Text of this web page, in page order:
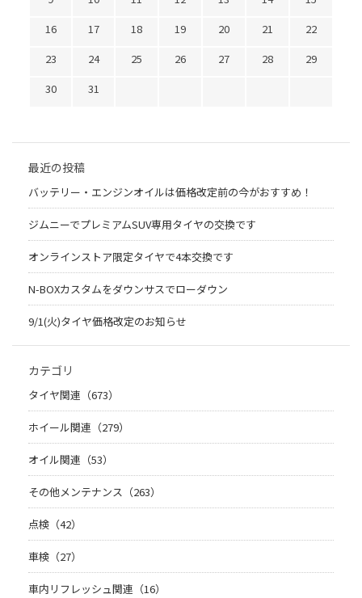
16
17 18 19 20 21
22
23
24 25 26 27 28
29
30
31
最近の投稿
バッテリー・エンジンオイルは価格改定前の今がおすすめ！
ジムニーでプレミアムSUV専用タイヤの交換です
オンラインストア限定タイヤで4本交換です
N-BOXカスタムをダウンサスでローダウン
9/1(火)タイヤ価格改定のお知らせ
カテゴリ
タイヤ関連（673）
ホイール関連（279）
オイル関連（53）
その他メンテナンス（263）
点検（42）
車検（27）
車内リフレッシュ関連（16）